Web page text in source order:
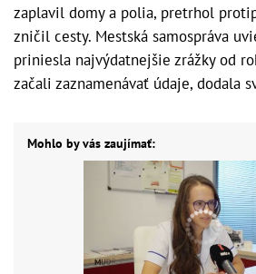
zaplavil domy a polia, pretrhol
zničil cesty. Mestská samospráva
priniesla najvýdatnejšie zrážky od
začali zaznamenávať údaje, dodala
Mohlo by vás zaujímať: